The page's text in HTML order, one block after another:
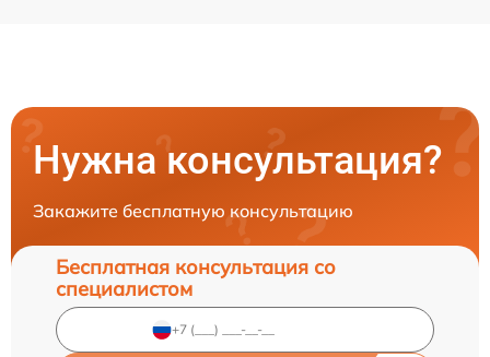
Нужна консультация?
Закажите бесплатную консультацию
Бесплатная консультация со
специалистом